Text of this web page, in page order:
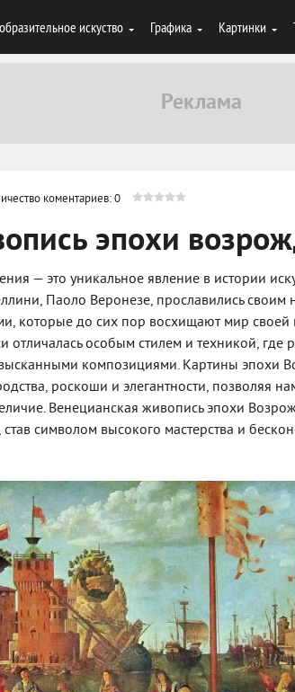
искуство Графика Картинки
коментариев: 0
эпохи
— это уникальное явление в истории
Паоло Веронезе, прославились
которые до сих пор восхищают мир своей
особым стилем и техникой, где
композициями. Картины эпохи
роскоши и элегантности, позволяя
Венецианская живопись эпохи
символом высокого мастерства и